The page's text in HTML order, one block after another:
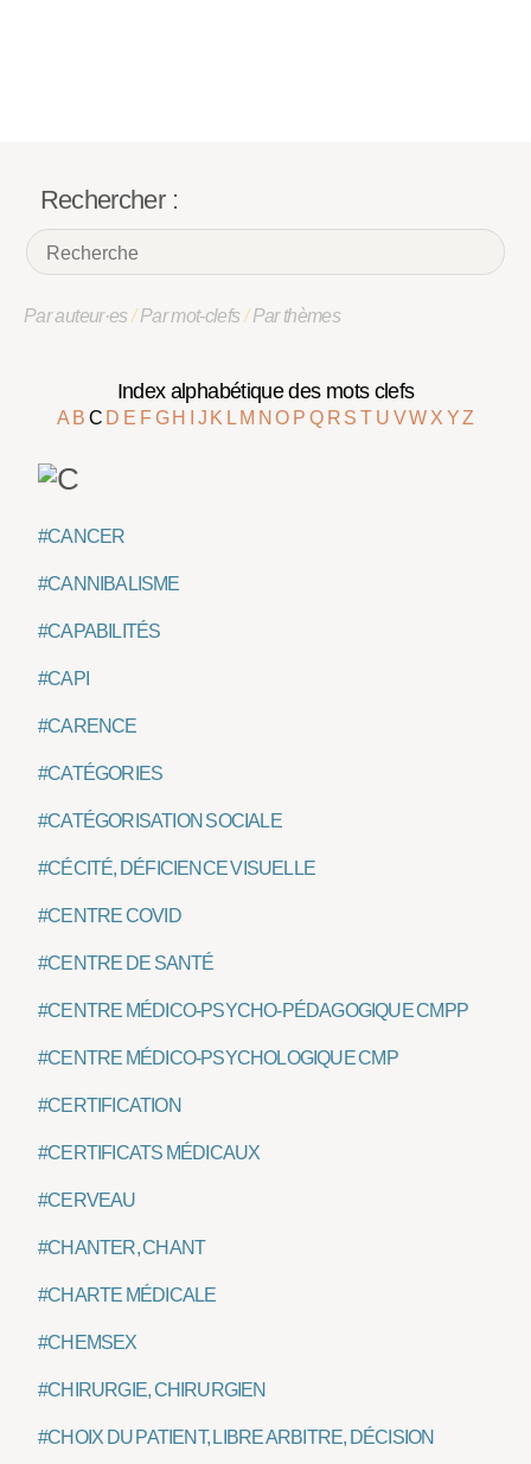
Rechercher :
Par auteur·es/Par mot-clefs/Par thèmes
Index alphabétique des mots clefs
A B C D E F G H J K L M NO P Q R ST U VW X YZ
#CANCER
#CANNIBALISME
#CAPABILITÉS
#CAPI
#CARENCE
#CATÉGORIES
#CATÉGORISATION SOCIALE
#CÉCITÉ, DÉFICIENCE VISUELLE
#CENTRE COVID
#CENTRE DE SANTÉ
#CENTRE MÉDICO-PSYCHO-PÉDAGOGIQUE CMPP
#CENTRE MÉDICO-PSYCHOLOGIQUE CMP
#CERTIFICATION
#CERTIFICATS MÉDICAUX
#CERVEAU
#CHANTER, CHANT
#CHARTE MÉDICALE
#CHEMSEX
#CHIRURGIE, CHIRURGIEN
#CHOIX DU PATIENT, LIBRE ARBITRE, DÉCISION